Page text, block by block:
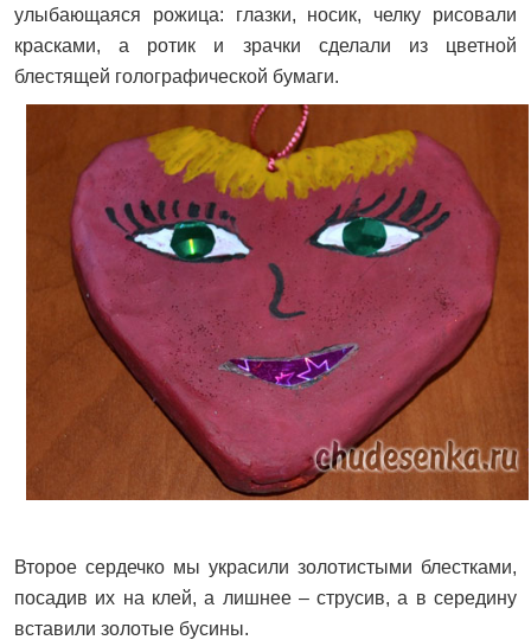
улыбающаяся рожица: глазки, носик, челку рисовали
красками, а ротик и зрачки сделали из цветной
блестящей голографической бумаги.
Второе сердечко мы украсили золотистыми блестками,
посадив их на клей, а лишнее – струсив, а в середину
вставили золотые бусины.